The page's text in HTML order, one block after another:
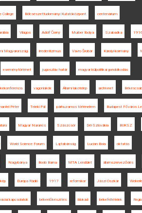
College Bölcsészettudományi Kutatóközpont centenárium
Világos Adolf Černý Murber Ibolya Szabadka 1916
Magyarország irredentizmus Vavro Šrobár Károlyi-kormány
eseménytörténet jugoszláv határ magyar külpolitikai gondolkodás
vagonlakók Állami lakótelep archívnet
Péter Teleki Pál párhuzamos történelem Budapest Főváros
Magyar Narancs Szászcsór Dél-Szlovákia BUKSZ
World Science Forum Lajtabánság Lucian Boia oktatás
Nagybánya Bodó Barna MTA Lendület államszerveződés
Európa Rádió 1917 reformkor Jászi Oszkár
kapcsolatok békeelőkészítés blokád békefeltételek Regio